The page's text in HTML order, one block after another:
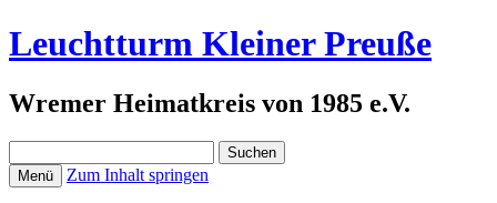
Leuchtturm Kleiner Preuße
Wremer Heimatkreis von 1985 e.V.
nach:
Menü Zum Inhalt springen